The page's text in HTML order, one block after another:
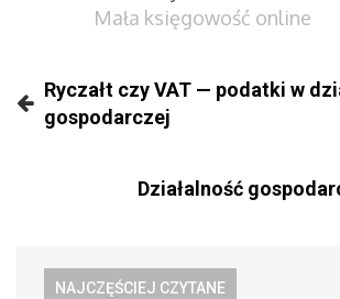
Mała księgowość online
Ryczałt czy VAT — podatki w
gospodarczej
Działalność
NAJCZĘŚCIEJ CZYTANE